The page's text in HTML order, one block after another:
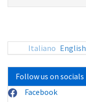
sito:
Italiano English
Follow us on socials
Facebook